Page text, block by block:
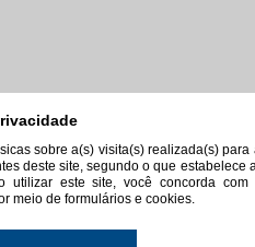
sobre a(s) visita(s) realizada(s) para
deste site, segundo o que estabelece
utilizar este site, você concorda
meio de formulários e cookies.